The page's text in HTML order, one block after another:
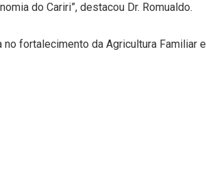
do Cariri”, destacou Dr. Romualdo.
fortalecimento da Agricultura Familiar e